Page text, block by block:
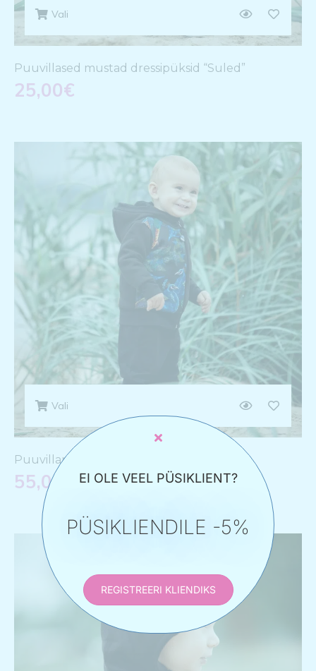
Vali
Puuvillased mustad dressipüksid “Suled”
25,00€
Vali
Puuvillane must dressikomplekt “Suled”
55,00 EI OLE VEEL PÜSIKLIENT?
PÜSIKLIENDILE -5%
REGISTREERI KLIENDIKS